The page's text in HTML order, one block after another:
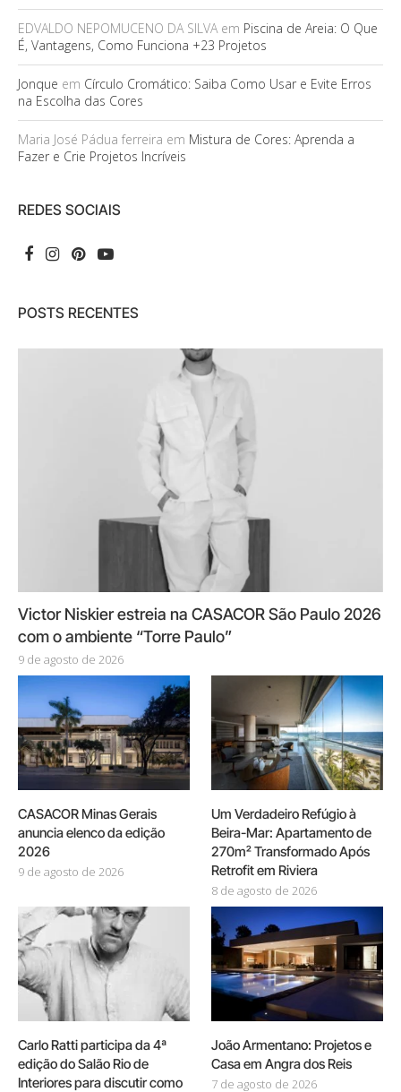
EDVALDO NEPOMUCENO DA SILVAem Piscina de Areia: O Que
É, Vantagens, Como Funciona +23 Projetos
Jonque em Círculo Cromático: Saiba Como Usar e Evite Erros
na Escolha das Cores
Maria José Pádua ferreira em Mistura de Cores: Aprenda a
Fazer e Crie Projetos Incríveis
REDES SOCIAIS
POSTS RECENTES
Victor Niskier estreia na CASACOR São Paulo 2026
com o ambiente “Torre Paulo”
9 de agosto de 2026
CASACOR Minas Gerais
anuncia elenco da edição
2026
9 de agosto de 2026
Um Verdadeiro Refúgio à
Beira-Mar: Apartamento de
270m² Transformado Após
Retrofit em Riviera
8 de agosto de 2026
Carlo Ratti participa da 4ª
edição do Salão Rio de
Interiores para discutir como
João Armentano: Projetos e
Casa em Angra dos Reis
7 de agosto de 2026